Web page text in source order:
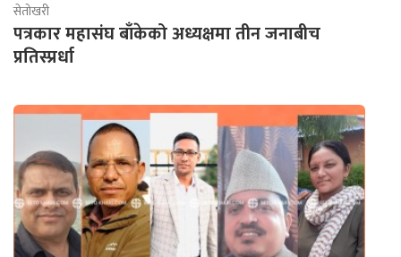
सेतोखरी
पत्रकार महासंघ बाँकेको अध्यक्षमा तीन जनाबीच
प्रतिस्प्रर्धा